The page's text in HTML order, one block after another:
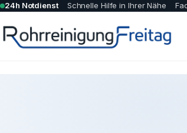
24h Notdienst Schnelle Hilfe in Ihrer Nähe